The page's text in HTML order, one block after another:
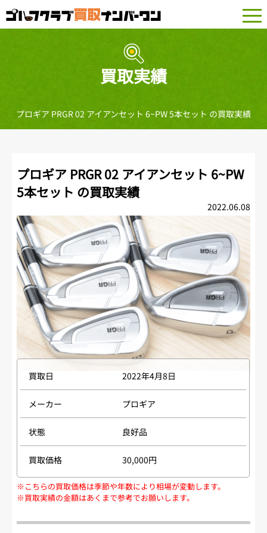
買取実績
プロギア PRGR 02 アイアンセット 6~PW 5本セット の買取実績
プロギア PRGR 02 アイアンセット 6~PW
5本セット の買取実績
2022.06.08
買取日 2022年4月8日
メーカー プロギア
状態 良好品
買取価格 30,000円
※こちらの買取価格は季節や年数により相場が変動します。
※買取実績の金額はあくまで参考でお願いします。